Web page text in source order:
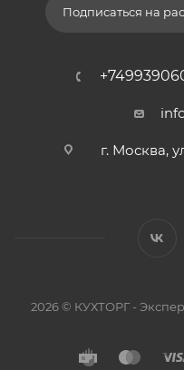
Подписаться на
г. Москва,
2026 © КУХТОРГ -